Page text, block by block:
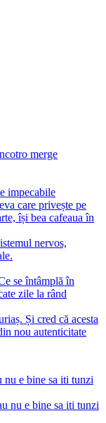
merge
impecabile
nervos,
se întâmplă în
zile la rând
Și cred că acesta
nou autenticitate
nu e bine sa iti tunzi
nu e bine sa iti tunzi